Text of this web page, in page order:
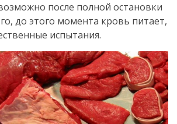
после полной остановки
до этого момента кровь питает,
испытания.